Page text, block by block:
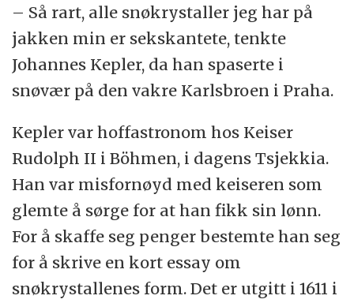
– Så rart, alle snøkrystaller jeg har på
jakken min er sekskantete, tenkte
Johannes Kepler, da han spaserte i
snøvær på den vakre Karlsbroen i Praha.
Kepler var hoffastronom hos Keiser
Rudolph II i Böhmen, i dagens Tsjekkia.
Han var misfornøyd med keiseren som
glemte å sørge for at han fikk sin lønn.
For å skaffe seg penger bestemte han seg
for å skrive en kort essay om
snøkrystallenes form. Det er utgitt i 1611 i